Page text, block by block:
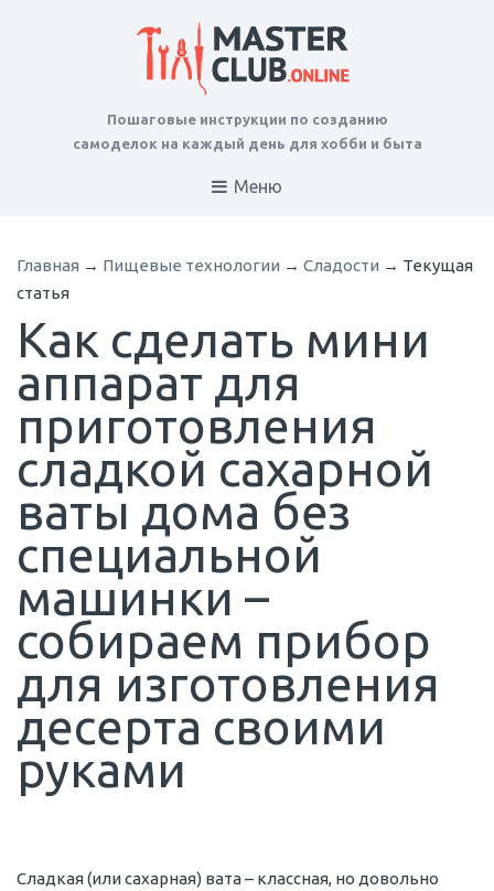
Пошаговые инструкции по созданию
самоделок на каждый день для хобби и быта
Меню
Главная → Пищевые технологии → Сладости → Текущая
статья
Как сделать мини
аппарат для
приготовления
сладкой сахарной
ваты дома без
специальной
машинки –
собираем прибор
для изготовления
десерта своими
руками
Сладкая (или сахарная) вата – классная, но довольно